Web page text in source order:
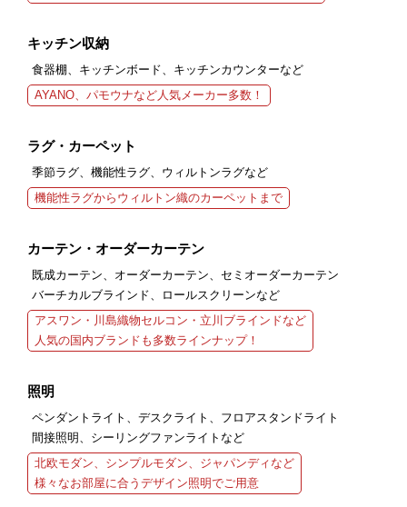
キッチン収納
食器棚、キッチンボード、キッチンカウンターなど
AYANO、パモウナなど人気メーカー多数！
ラグ・カーペット
季節ラグ、機能性ラグ、ウィルトンラグなど
機能性ラグからウィルトン織のカーペットまで
カーテン・オーダーカーテン
既成カーテン、オーダーカーテン、セミオーダーカーテン
バーチカルブラインド、ロールスクリーンなど
アスワン・川島織物セルコン・立川ブラインドなど
人気の国内ブランドも多数ラインナップ！
照明
ペンダントライト、デスクライト、フロアスタンドライト
間接照明、シーリングファンライトなど
北欧モダン、シンプルモダン、ジャパンディなど
様々なお部屋に合うデザイン照明でご用意